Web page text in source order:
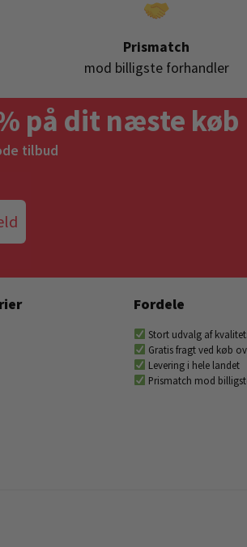
Prismatch
mod billigste forhandler
på dit næste køb
tilbud
Fordele
Stort udvalg af
Gratis fragt ved køb
Levering i hele landet
Prismatch mod